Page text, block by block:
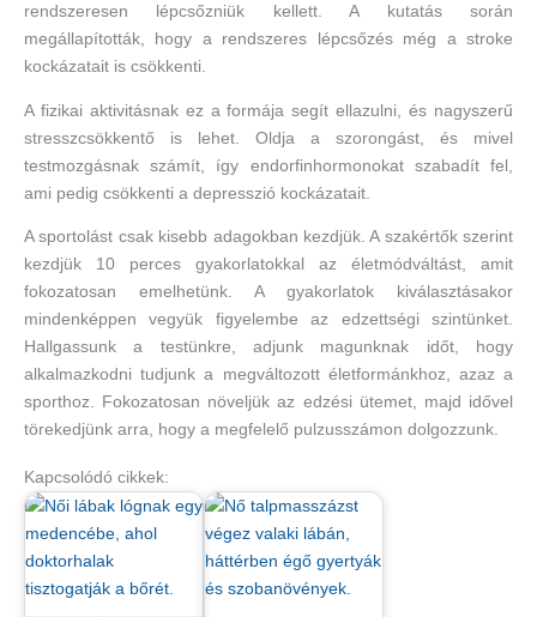
rendszeresen lépcsőzniük kellett. A kutatás során
megállapították, hogy a rendszeres lépcsőzés még a stroke
kockázatait is csökkenti.
A fizikai aktivitásnak ez a formája segít ellazulni, és nagyszerű
stresszcsökkentő is lehet. Oldja a szorongást, és mivel
testmozgásnak számít, így endorfinhormonokat szabadít fel,
ami pedig csökkenti a depresszió kockázatait.
A sportolást csak kisebb adagokban kezdjük. A szakértők szerint
kezdjük 10 perces gyakorlatokkal az életmódváltást, amit
fokozatosan emelhetünk. A gyakorlatok kiválasztásakor
mindenképpen vegyük figyelembe az edzettségi szintünket.
Hallgassunk a testünkre, adjunk magunknak időt, hogy
alkalmazkodni tudjunk a megváltozott életformánkhoz, azaz a
sporthoz. Fokozatosan növeljük az edzési ütemet, majd idővel
törekedjünk arra, hogy a megfelelő pulzusszámon dolgozzunk.
Kapcsolódó cikkek: